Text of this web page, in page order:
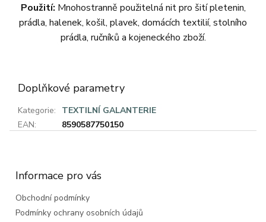
Použití: Mnohostranně použitelná nit pro šití pletenin,
prádla, halenek, košil, plavek, domácích textilií, stolního
prádla, ručníků a kojeneckého zboží.
Doplňkové parametry
Kategorie:
TEXTILNÍ GALANTERIE
EAN: 8590587750150
Informace pro vás
Obchodní podmínky
Podmínky ochrany osobních údajů